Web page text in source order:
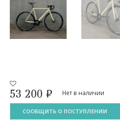
53 200 ₽ Нет в наличии
СООБЩИТЬ О ПОСТУПЛЕНИИ